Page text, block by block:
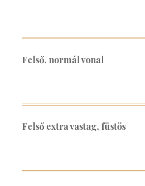
Felső, normál vonal
Felső extra vastag, füstös